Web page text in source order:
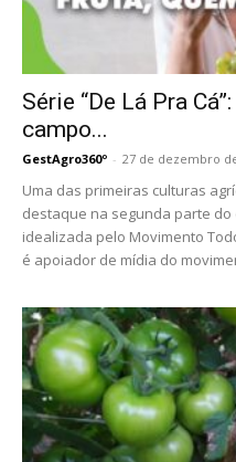
Série “De Lá Pra
campo...
GestAgro360º - 27 de dezembro
Uma das primeiras culturas
destaque na segunda parte
idealizada pelo Movimento
é apoiador de mídia do